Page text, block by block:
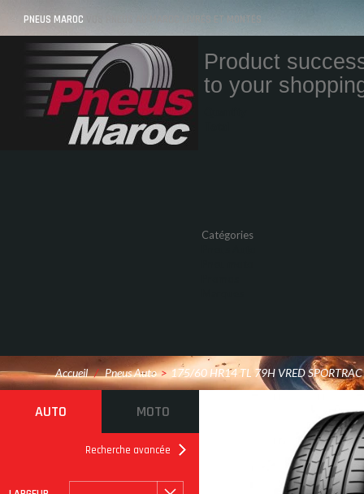
PNEUS MAROC VOS PNEUS AU MAROC LIVRÉS ET MONTÉS
Product
to your
Catégories
Accueil / Pneus Auto > 175/60 HR14 TL 79H VRED
AUTO MOTO
Recherche avancée